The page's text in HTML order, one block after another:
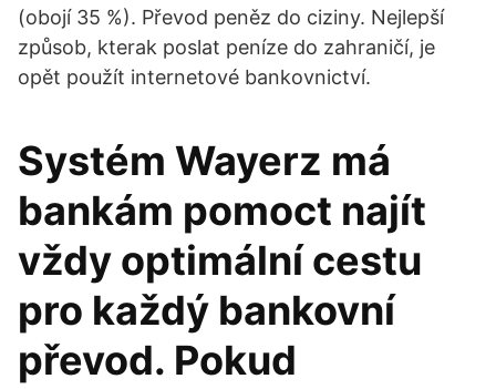
(obojí 35 %). Převod peněz do ciziny. Nejlepší
způsob, kterak poslat peníze do zahraničí, je
opět použít internetové bankovnictví.
Systém Wayerz má
bankám pomoct najít
vždy optimální cestu
pro každý bankovní
převod. Pokud